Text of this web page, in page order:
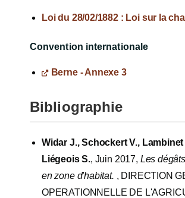
Loi du 28/02/1882 : Loi sur la
Convention internationale
Berne - Annexe 3
Bibliographie
Widar J., Schockert V., Lambinet
Liégeois S., Juin 2017, Les
en zone d'habitat. , DIRECTION
OPERATIONNELLE DE